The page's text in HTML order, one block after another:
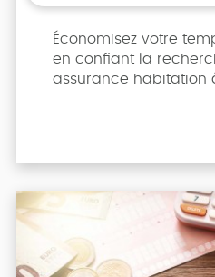
Économisez votre
en confiant la
assurance habitation